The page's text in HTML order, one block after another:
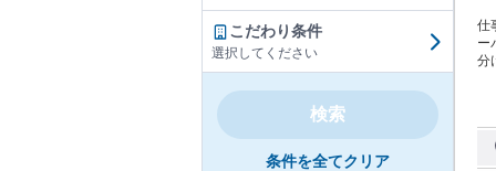
こだわり条件
選択してください
検索
条件を全てクリア
仕
ー
分け